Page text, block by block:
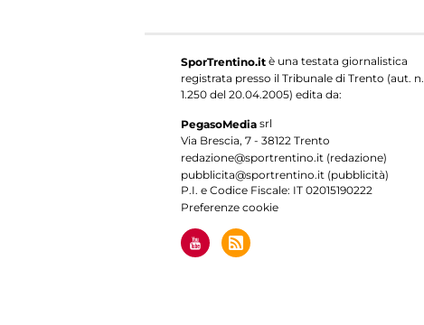
SporTrentino.it è una testata giornalistica
registrata presso il Tribunale di Trento (aut. n.
1.250 del 20.04.2005) edita da:
PegasoMedia srl
Via Brescia, 7 - 38122 Trento
redazione@sportrentino.it (redazione)
pubblicita@sportrentino.it (pubblicità)
P.I. e Codice Fiscale: IT 02015190222
Preferenze cookie